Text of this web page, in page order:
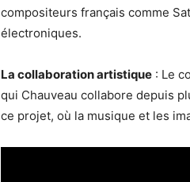
compositeurs français comme
électroniques.
La collaboration artistique : Le
qui Chauveau collabore depuis
ce projet, où la musique et les